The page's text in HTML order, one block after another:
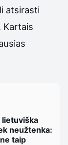
atsirasti
Kartais
lietuviška
neužtenka:
taip